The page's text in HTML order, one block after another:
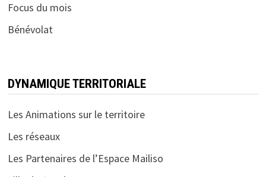
Focus du mois
Bénévolat
DYNAMIQUE TERRITORIALE
Les Animations sur le territoire
Les réseaux
Les Partenaires de l’Espace Mailiso